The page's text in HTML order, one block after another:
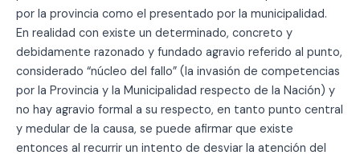
por la provincia como el presentado por la municipalidad.
En realidad con existe un determinado, concreto y
debidamente razonado y fundado agravio referido al punto,
considerado “núcleo del fallo” (la invasión de competencias
por la Provincia y la Municipalidad respecto de la Nación) y
no hay agravio formal a su respecto, en tanto punto central
y medular de la causa, se puede afirmar que existe
entonces al recurrir un intento de desviar la atención del